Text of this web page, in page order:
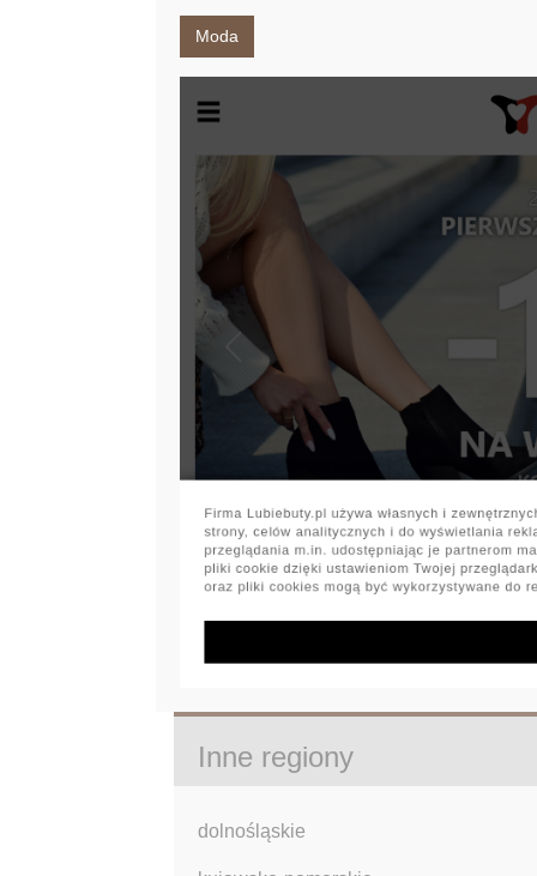
Moda
Inne regiony
dolnośląskie